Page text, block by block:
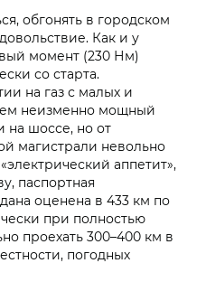
обгонять в городском
Как и у
момент (230 Нм)
со старта.
на газ с малых и
неизменно мощный
на шоссе, но от
магистрали невольно
аппетит»,
паспортная
оценена в 433 км по
при полностью
проехать 300–400 км в
погодных